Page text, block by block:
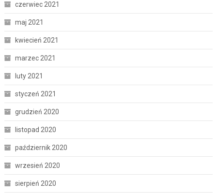
czerwiec 2021
maj 2021
kwiecień 2021
marzec 2021
luty 2021
styczeń 2021
grudzień 2020
listopad 2020
październik 2020
wrzesień 2020
sierpień 2020